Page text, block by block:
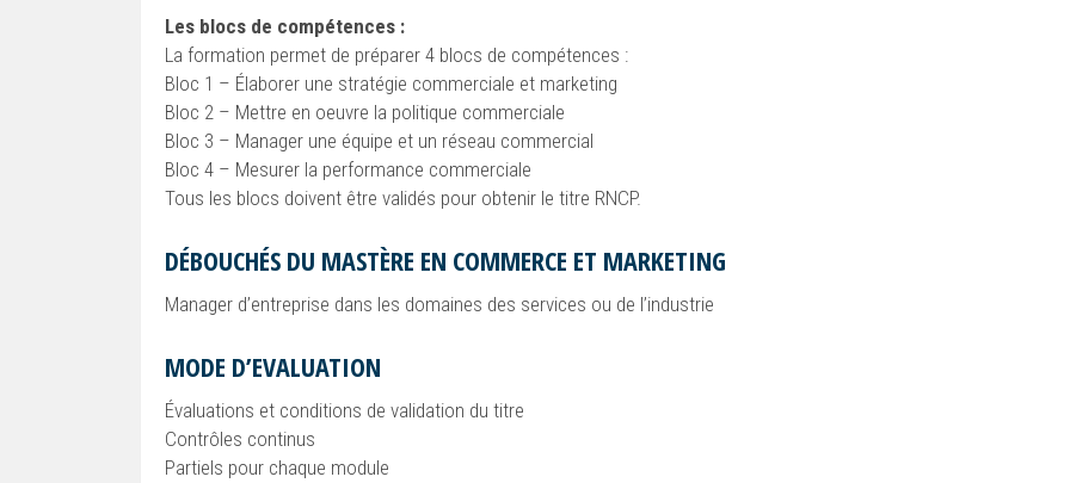
Les blocs de compétences :
La formation permet de préparer 4 blocs de compétences :
Bloc 1 – Élaborer une stratégie commerciale et marketing
Bloc 2 – Mettre en oeuvre la politique commerciale
Bloc 3 – Manager une équipe et un réseau commercial
Bloc 4 – Mesurer la performance commerciale
Tous les blocs doivent être validés pour obtenir le titre RNCP.
DÉBOUCHÉS DU MASTÈRE EN COMMERCE ET MARKETING
Manager d’entreprise dans les domaines des services ou de l’industrie
MODE D’EVALUATION
Évaluations et conditions de validation du titre
Contrôles continus
Partiels pour chaque module